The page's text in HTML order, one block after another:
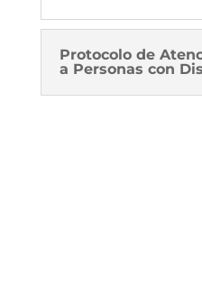
Protocolo de
a Personas con